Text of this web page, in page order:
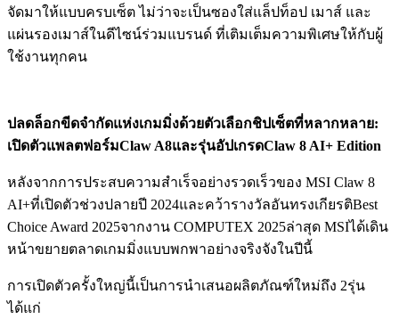
จัดมาให้แบบครบเซ็ต ไม่ว่าจะเป็นซองใส่แล็ปท็อป เมาส์ และ
แผ่นรองเมาส์ในดีไซน์ร่วมแบรนด์ ที่เติมเต็มความพิเศษให้กับผู้
ใช้งานทุกคน
ปลดล็อกขีดจำกัดแห่งเกมมิ่งด้วยตัวเลือกชิปเซ็ตที่หลากหลาย:
เปิดตัวแพลตฟอร์มClaw A8และรุ่นอัปเกรดClaw 8 AI+ Edition
หลังจากการประสบความสำเร็จอย่างรวดเร็วของ MSI Claw 8
AI+ที่เปิดตัวช่วงปลายปี 2024และคว้ารางวัลอันทรงเกียรติBest
Choice Award 2025จากงาน COMPUTEX 2025ล่าสุด MSIได้เดิน
หน้าขยายตลาดเกมมิ่งแบบพกพาอย่างจริงจังในปีนี้
การเปิดตัวครั้งใหญ่นี้เป็นการนำเสนอผลิตภัณฑ์ใหม่ถึง 2รุ่น
ได้แก่